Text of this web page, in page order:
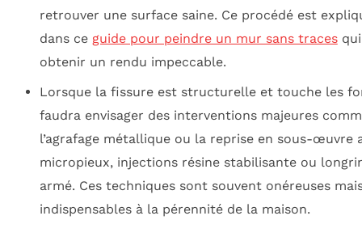
retrouver une surface saine. Ce procédé est
dans ce guide pour peindre un mur sans tracesqui
obtenir un rendu impeccable.
Lorsque la fissure est structurelle et touche les
faudra envisager des interventions majeures
l’agrafage métallique ou la reprise en sous-œuvre
micropieux, injections résine stabilisante ou
armé. Ces techniques sont souvent onéreuses
indispensables à la pérennité de la maison.